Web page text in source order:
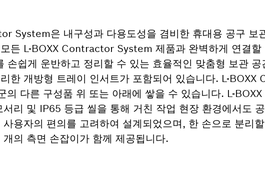
System은 내구성과 다용도성을 겸비한 휴대용 공구 보
든 L-BOXX Contractor System 제품과 완벽하게 연결할
손쉽게 운반하고 정리할 수 있는 효율적인 맞춤형 보관
한 개방형 트레이 인서트가 포함되어 있습니다. L-
다른 구성품 위 또는 아래에 쌓을 수 있습니다. L-
리 및 IP65 등급 씰을 통해 거친 작업 현장 환경에서도
용자의 편의를 고려하여 설계되었으며, 한 손으로 분리
의 측면 손잡이가 함께 제공됩니다.